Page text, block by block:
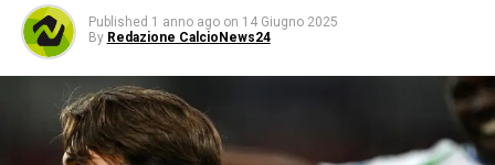
Published 1 anno ago on 14 Giugno 2025
By Redazione CalcioNews24